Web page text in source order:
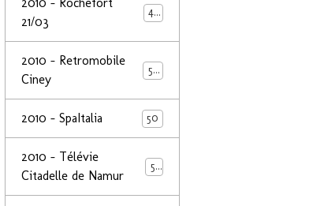
21/03
47
2010 - Retromobile
Ciney
50
2010 - SpaItalia 50
2010 - Télévie
Citadelle de Namur
50